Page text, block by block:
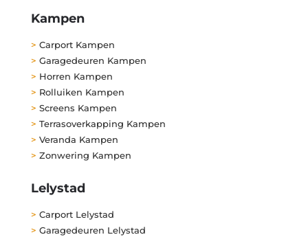
Kampen
> Carport Kampen
> Garagedeuren Kampen
> Horren Kampen
> Rolluiken Kampen
> Screens Kampen
> Terrasoverkapping Kampen
> Veranda Kampen
> Zonwering Kampen
Lelystad
> Carport Lelystad
> Garagedeuren Lelystad